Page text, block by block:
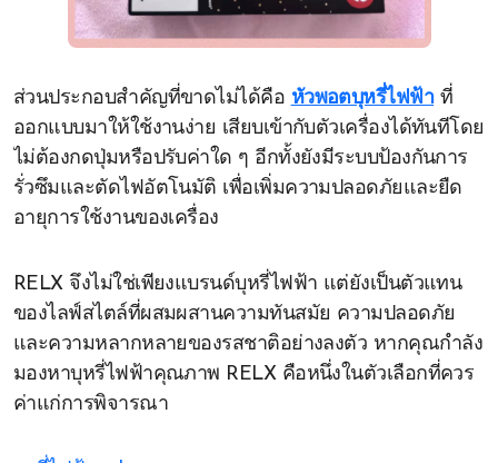
ส่วนประกอบสำคัญที่ขาดไม่ได้คือ หัวพอตบุหรี่ไฟฟ้าที่
ออกแบบมาให้ใช้งานง่าย เสียบเข้ากับตัวเครื่องได้ทันทีโดย
ไม่ต้องกดปุ่มหรือปรับค่าใด ๆ อีกทั้งยังมีระบบป้องกันการ
รั่วซึมและตัดไฟอัตโนมัติ เพื่อเพิ่มความปลอดภัยและยืด
อายุการใช้งานของเครื่อง
RELX จึงไม่ใช่เพียงแบรนด์บุหรี่ไฟฟ้า แต่ยังเป็นตัวแทน
ของไลฟ์สไตล์ที่ผสมผสานความทันสมัย ความปลอดภัย
และความหลากหลายของรสชาติอย่างลงตัว หากคุณกำลัง
มองหาบุหรี่ไฟฟ้าคุณภาพ RELX คือหนึ่งในตัวเลือกที่ควร
ค่าแก่การพิจารณา